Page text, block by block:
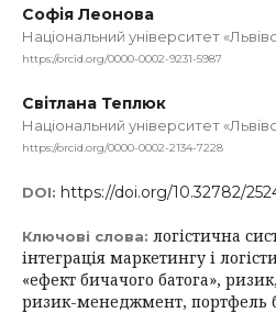
Софія Леонова
Національний університет
https://orcid.org/0000-0002-9231-5987
Світлана Теплюк
Національний університет
https://orcid.org/0000-0002-2134-7228
DOI: https://doi.org/10.32782/
Ключові слова: логістична
інтеграція маркетингу і
«ефект бичачого батога»,
ризик-менеджмент, портфель